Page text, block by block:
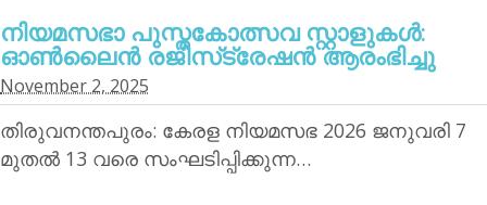
നിയമസഭാ പുസ്തകോത്സവ സ്റ്റാളുകള്‍:
ഓണ്‍ലൈന്‍ രജിസ്‌ട്രേഷന്‍ ആരംഭിച്ചു
November 2, 2025
തിരുവനന്തപുരം: കേരള നിയമസഭ 2026 ജനുവരി 7
മുതല്‍ 13 വരെ സംഘടിപ്പിക്കുന്ന…